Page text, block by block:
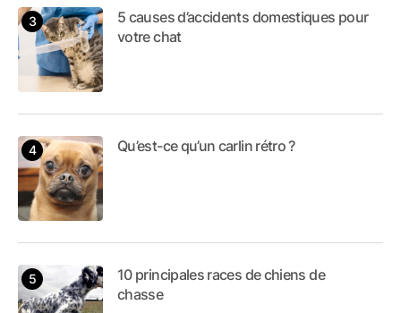
5 causes d’accidents domestiques pour
votre chat
Qu’est-ce qu’un carlin rétro ?
10 principales races de chiens de
chasse